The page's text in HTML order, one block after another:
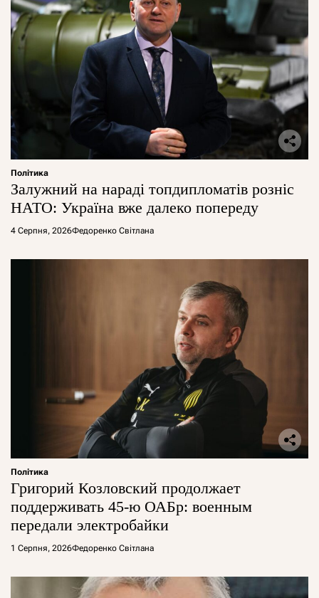
Політика
Залужний на нараді топдипломатів розніс
НАТО: Україна вже далеко попереду
4 Серпня, 2026Федоренко Світлана
Політика
Григорий Козловский продолжает
поддерживать 45-ю ОАБр: военным
передали электробайки
1 Серпня, 2026Федоренко Світлана